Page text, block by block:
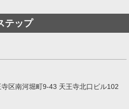
テップ
区南河堀町9-43 天王寺北口ビル102